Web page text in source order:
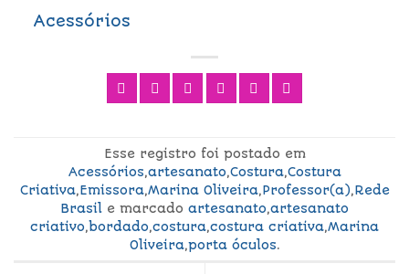
Acessórios
Esse registro foi postado em
Acessórios,artesanato,Costura,Costura
Criativa,Emissora,Marina Oliveira,Professor(a),Rede
Brasil e marcado artesanato,artesanato
criativo,bordado,costura,costura criativa,Marina
Oliveira,porta óculos.